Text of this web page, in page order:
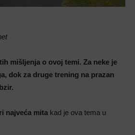
mišljenja o ovoj temi. Za neke je
dok za druge trening na prazan
najveća mitakad je ova tema u